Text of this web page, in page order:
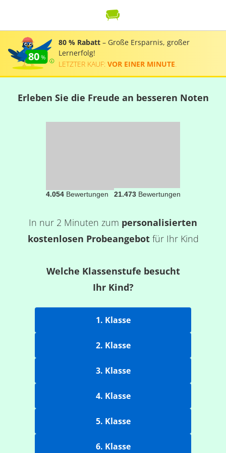
80
80 % Rabatt – Große Ersparnis, großer
Lernerfolg!
LETZTER KAUF: VOR EINER MINUTE
Erleben Sie die Freude an besseren Noten
4.054Bewertungen 21.473Bewertungen
In nur 2 Minuten zum personalisierten
kostenlosen Probeangebotfür Ihr Kind
Welche Klassenstufe besucht
Ihr Kind?
1. Klasse
2. Klasse
3. Klasse
4. Klasse
5. Klasse
6. Klasse